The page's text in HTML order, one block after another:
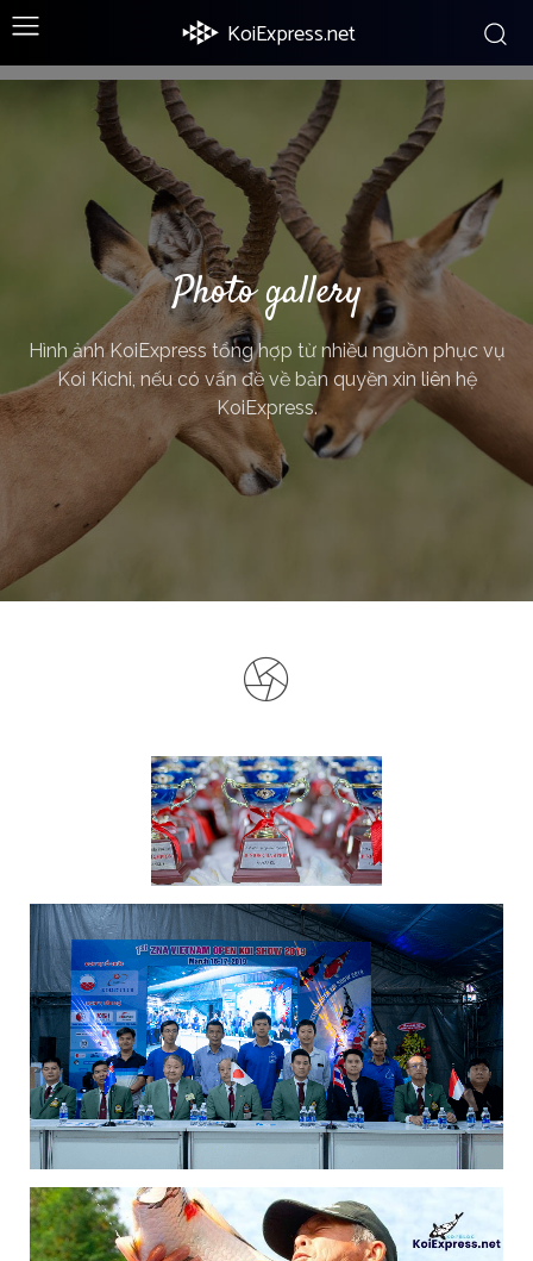
KoiExpress.net
Photo gallery
Hình ảnh KoiExpress tổng hợp từ nhiều nguồn phục vụ
Koi Kichi, nếu có vấn đề về bản quyền xin liên hệ
KoiExpress.